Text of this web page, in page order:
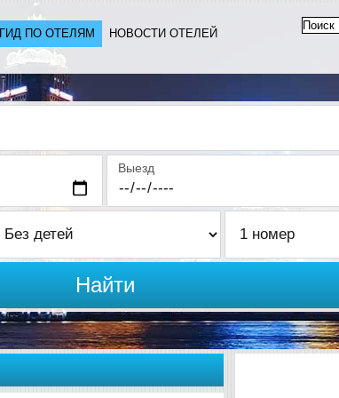
ГИД ПО ОТЕЛЯМ
НОВОСТИ ОТЕЛЕЙ
Выезд
Найти